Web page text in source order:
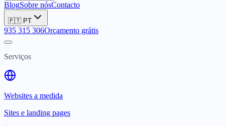
BlogSobre nósContacto
🇵🇹 PT
935 315 306Orçamento grátis
Serviços
Websites a medida
Sites e landing pages